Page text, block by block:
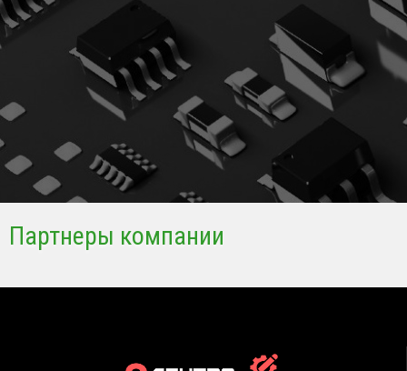
Партнеры компании